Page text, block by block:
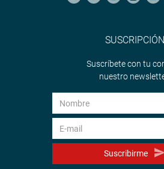
SUSCRIPCIÓN
Suscríbete con tu
nuestro
Suscribirme